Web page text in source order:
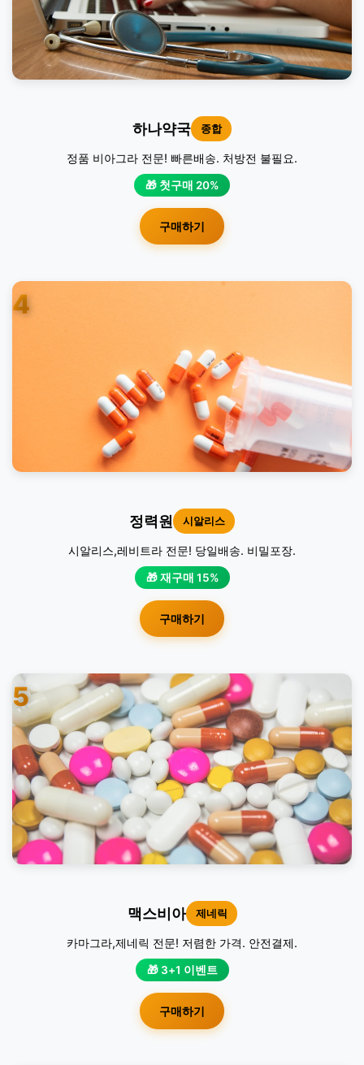
하나약국 종합
정품 비아그라 전문! 빠른배송. 처방전 불필요.
🎁 첫구매 20%
구매하기
4
정력원 시알리스
시알리스,레비트라 전문! 당일배송. 비밀포장.
🎁 재구매 15%
구매하기
5
맥스비아 제네릭
카마그라,제네릭 전문! 저렴한 가격. 안전결제.
🎁 3+1 이벤트
구매하기